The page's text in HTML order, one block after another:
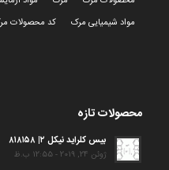
مواد شیمیایی مرک
کد محصولات
محصولات تازه
بیس کلراید نیکل ۲| ۸۱۸۱۵۸
ژوئن 24, 2019 - 12:55 ب.ظ